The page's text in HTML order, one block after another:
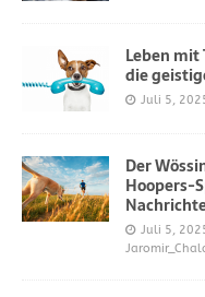
Leben mit
die
Juli 5,
Der
Hoopers-
Juli 5,